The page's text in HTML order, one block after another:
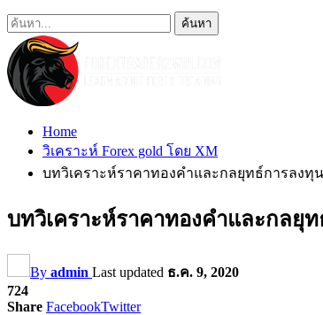
Home
วิเคราะห์ Forex gold โดย XM
บทวิเคราะห์ราคาทองคำและกลยุทธ์การลงทุ
บทวิเคราะห์ราคาทองคำและกลยุ
By admin Last updated ธ.ค. 9, 2020
724
Share FacebookTwitter